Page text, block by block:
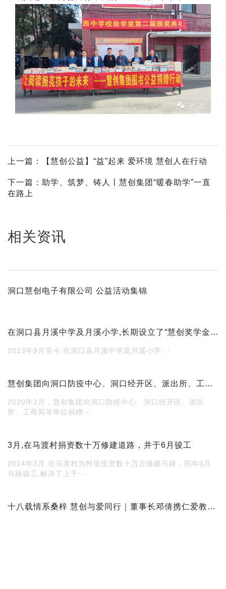
上一篇：【慧创公益】“益”起来 爱环境 慧创人在行动
下一篇：助学、筑梦、铸人丨慧创集团“暖春助学”一直
在路上
相关资讯
洞口慧创电子有限公司 公益活动集锦
在洞口县月溪中学及月溪小学,长期设立了“慧创奖学金”,”慧创优秀教师奖”, 每年为30名品学兼优的学生颁发200至500元不等的奖学金，为优秀教师颁发奖金。
2013年9月至今.在洞口县月溪中学及月溪小学···
慧创集团向洞口防疫中心、洞口经开区、派出所、工商局等单位捐赠防疫物资累计达30余万元。
2020年2月，慧创集团向洞口防疫中心、洞口经开区、派出
所、工商局等单位捐赠···
3月,在马渡村捐资数十万修建道路，并于6月骏工
2014年3月,在马渡村为村里投资数十万元修建马路，同年6月
马路骏工,解决了上千···
十八载情系桑梓 慧创与爱同行｜董事长邓倩携仁爱教育基金，让公益之花绽满校园